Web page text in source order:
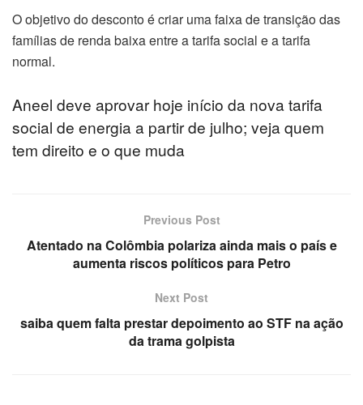
O objetivo do desconto é criar uma faixa de transição das
famílias de renda baixa entre a tarifa social e a tarifa
normal.
Aneel deve aprovar hoje início da nova tarifa
social de energia a partir de julho; veja quem
tem direito e o que muda
Previous Post
Atentado na Colômbia polariza ainda mais o país e
aumenta riscos políticos para Petro
Next Post
saiba quem falta prestar depoimento ao STF na ação
da trama golpista